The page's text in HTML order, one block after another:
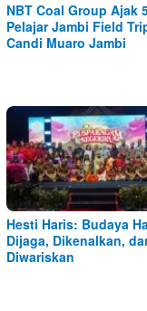
NBT Coal Group Ajak
Pelajar Jambi Field
Candi Muaro Jambi
Hesti Haris: Budaya
Dijaga, Dikenalkan,
Diwariskan